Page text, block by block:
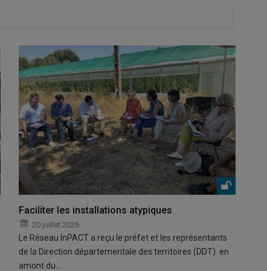
Faciliter les installations atypiques
20 juillet 2026
Le Réseau InPACT a reçu le préfet et les représentants
de la Direction départementale des territoires (DDT) en
amont du…